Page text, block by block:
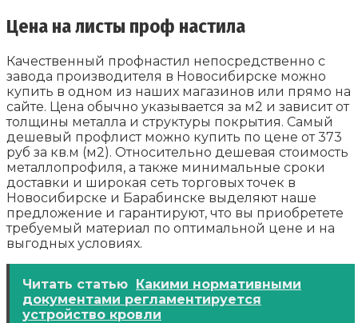
Цена на листы проф настила
Качественный профнастил непосредственно с
завода производителя в Новосибирске можно
купить в одном из наших магазинов или прямо на
сайте. Цена обычно указывается за м2 и зависит от
толщины металла и структуры покрытия. Самый
дешевый профлист можно купить по цене от 373
руб за кв.м (м2). Относительно дешевая стоимость
металлопрофиля, а также минимальные сроки
доставки и широкая сеть торговых точек в
Новосибирске и Барабинске выделяют наше
предложение и гарантируют, что вы приобретете
требуемый материал по оптимальной цене и на
выгодных условиях.
Читать статью Какими нормативными
документами регламентируется
устройство кровли